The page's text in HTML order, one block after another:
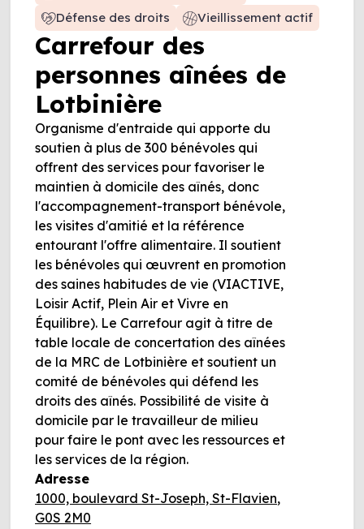
Carrefour des
personnes aînées de
Lotbinière
Défense des droits
Vieillissement actif
Organisme d'entraide qui apporte du
soutien à plus de 300 bénévoles qui
offrent des services pour favoriser le
maintien à domicile des aînés, donc
l'accompagnement-transport bénévole,
les visites d'amitié et la référence
entourant l'offre alimentaire. Il soutient
les bénévoles qui œuvrent en promotion
des saines habitudes de vie (VIACTIVE,
Loisir Actif, Plein Air et Vivre en
Équilibre). Le Carrefour agit à titre de
table locale de concertation des aînées
de la MRC de Lotbinière et soutient un
comité de bénévoles qui défend les
droits des aînés. Possibilité de visite à
domicile par le travailleur de milieu
pour faire le pont avec les ressources et
les services de la région.
Adresse
1000, boulevard St-Joseph, St-Flavien,
G0S 2M0